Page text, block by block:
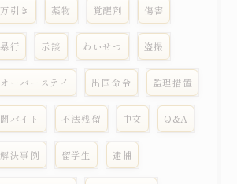
万引き 薬物 覚醒剤 傷害
暴行 示談 わいせつ 盗撮
オーバーステイ 出国命令 監理措置
闇バイト 不法残留 中文 Q&A
解決事例 留学生 逮捕